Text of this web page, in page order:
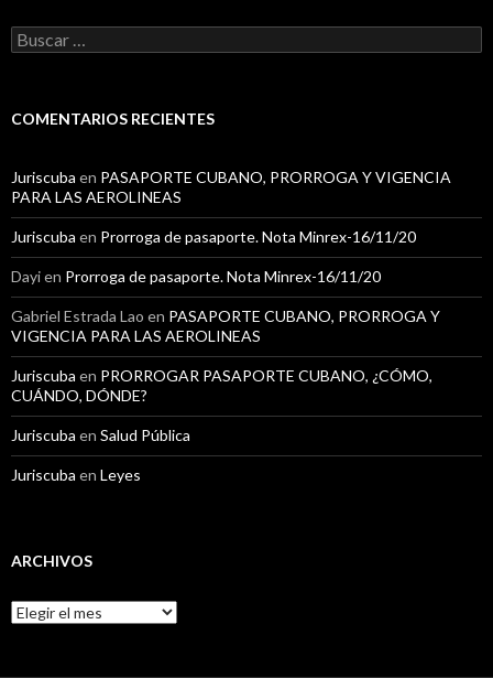
B
u
a
COMENTARIOS RECIENTES
Juriscuba en PASAPORTE CUBANO, PRORROGA Y VIGENCIA
PARA LAS AEROLINEAS
Juriscuba en Prorroga de pasaporte. Nota Minrex-16/11/20
Dayien Prorroga de pasaporte. Nota Minrex-16/11/20
Gabriel Estrada Lao en PASAPORTE CUBANO, PRORROGA Y
VIGENCIA PARA LAS AEROLINEAS
Juriscuba en PRORROGAR PASAPORTE CUBANO, ¿CÓMO,
CUÁNDO, DÓNDE?
Juriscuba en Salud Pública
Juriscuba en Leyes
ARCHIVOS
A
r